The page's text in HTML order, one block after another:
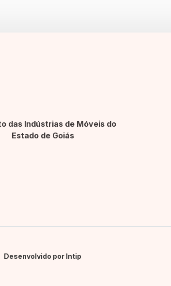
das Indústrias de Móveis do
Estado de Goiás
Desenvolvido por Intip